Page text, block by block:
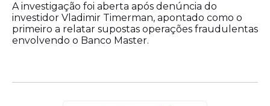
A investigação foi aberta após denúncia do
investidor Vladimir Timerman, apontado como o
primeiro a relatar supostas operações fraudulentas
envolvendo o Banco Master.